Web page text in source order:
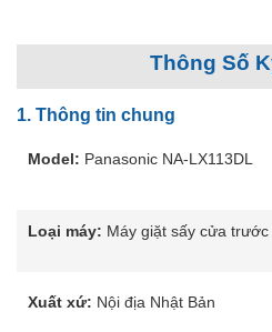
Thông Số
1. Thông tin chung
Model: Panasonic NA-LX113DL
Loại máy: Máy giặt sấy cửa
Xuất xứ: Nội địa Nhật Bản